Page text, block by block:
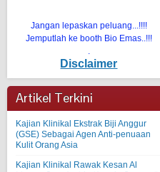
Jangan lepaskan peluang...!!!!
Jemputlah ke booth Bio Emas..!!!
.
Disclaimer
Artikel Terkini
Kajian Klinikal Ekstrak Biji Anggur
(GSE) Sebagai Agen Anti-penuaan
Kulit Orang Asia
Kajian Klinikal Rawak Kesan Al